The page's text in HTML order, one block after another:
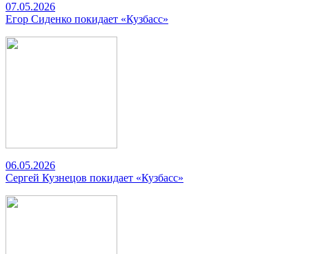
07.05.2026
Егор Сиденко покидает «Кузбасс»
06.05.2026
Сергей Кузнецов покидает «Кузбасс»